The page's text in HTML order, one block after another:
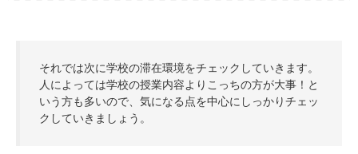
それでは次に学校の滞在環境をチェックしていきます。
人によっては学校の授業内容よりこっちの方が大事！と
いう方も多いので、気になる点を中心にしっかりチェッ
クしていきましょう。